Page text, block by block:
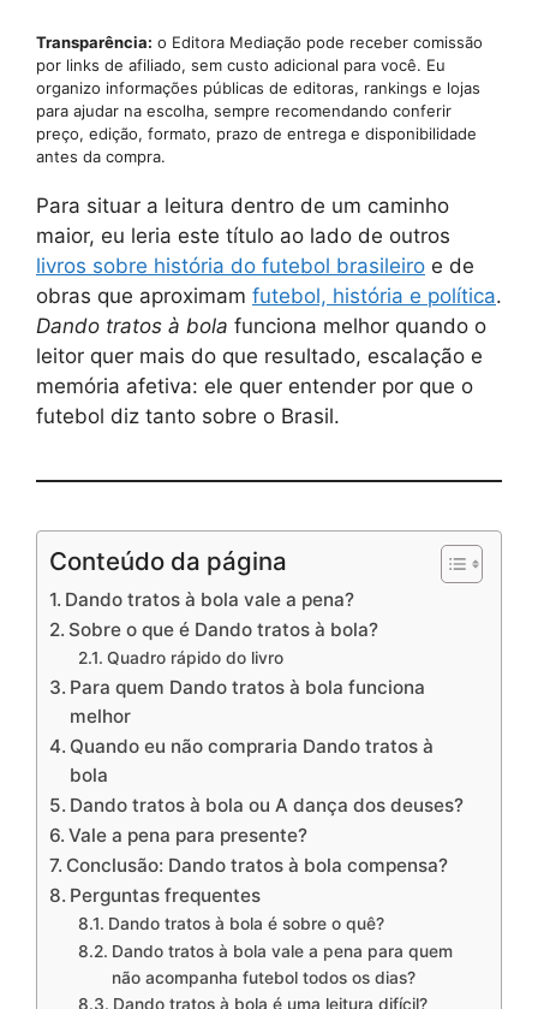
Transparência: o Editora Mediação pode receber comissão
por links de afiliado, sem custo adicional para você. Eu
organizo informações públicas de editoras, rankings e lojas
para ajudar na escolha, sempre recomendando conferir
preço, edição, formato, prazo de entrega e disponibilidade
antes da compra.
Para situar a leitura dentro de um caminho
maior, eu leria este título ao lado de outros
livros sobre história do futebol brasileiro e de
obras que aproximam futebol, história e política.
Dando tratos à bola funciona melhor quando o
leitor quer mais do que resultado, escalação e
memória afetiva: ele quer entender por que o
futebol diz tanto sobre o Brasil.
Conteúdo da página
Dando tratos à bola vale a pena?
Sobre o que é Dando tratos à bola?
Quadro rápido do livro
Para quem Dando tratos à bola funciona
melhor
Quando eu não compraria Dando tratos à
bola
Dando tratos à bola ou A dança dos deuses?
Vale a pena para presente?
Conclusão: Dando tratos à bola compensa?
Perguntas frequentes
Dando tratos à bola é sobre o quê?
Dando tratos à bola vale a pena para quem
não acompanha futebol todos os dias?
Dando tratos à bola é uma leitura difícil?